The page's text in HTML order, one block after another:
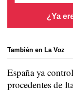
¿Ya
También en La Voz
España ya
procedentes de